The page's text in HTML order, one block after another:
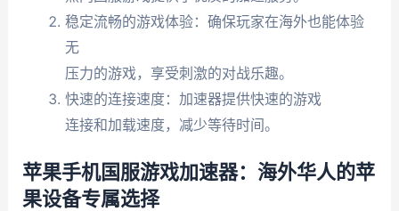
稳定流畅的游戏体验：确保玩家在海外也能体验
无
压力的游戏，享受刺激的对战乐趣。
快速的连接速度：加速器提供快速的游戏
连接和加载速度，减少等待时间。
苹果手机国服游戏加速器：海外华人的苹
果设备专属选择